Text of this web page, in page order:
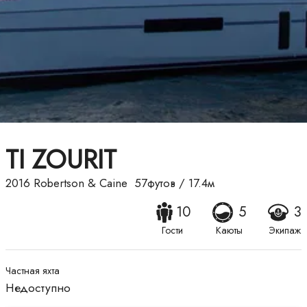
TI ZOURIT
2016 Robertson & Caine 57футов / 17.4м
10
Гости
5
Каюты
3
Экипаж
Частная яхта
Недоступно